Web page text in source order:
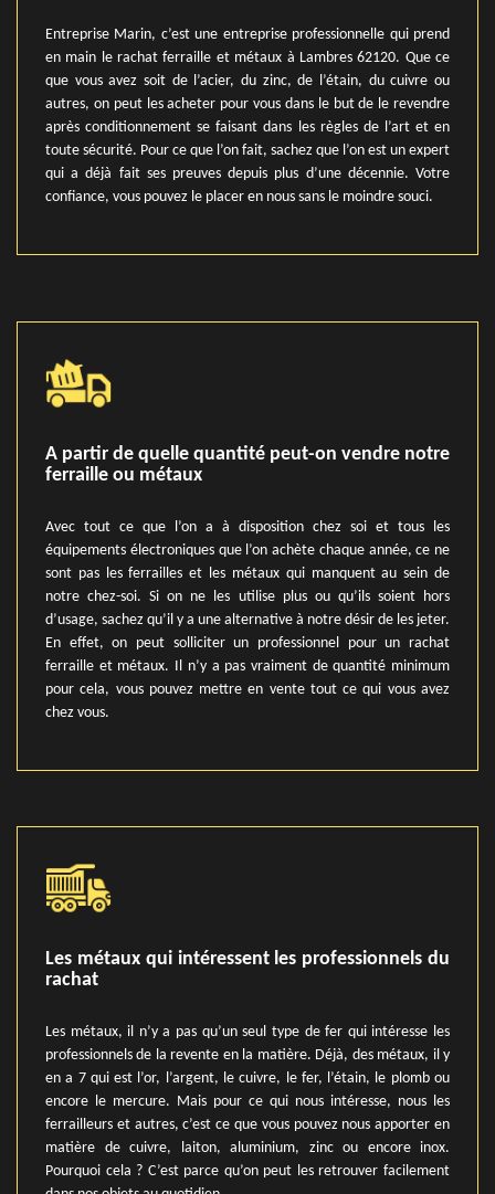
Entreprise Marin, c’est une entreprise professionnelle qui prend
en main le rachat ferraille et métaux à Lambres 62120. Que ce
que vous avez soit de l’acier, du zinc, de l’étain, du cuivre ou
autres, on peut les acheter pour vous dans le but de le revendre
après conditionnement se faisant dans les règles de l’art et en
toute sécurité. Pour ce que l’on fait, sachez que l’on est un expert
qui a déjà fait ses preuves depuis plus d’une décennie. Votre
confiance, vous pouvez le placer en nous sans le moindre souci.
A partir de quelle quantité peut-on vendre notre
ferraille ou métaux
Avec tout ce que l’on a à disposition chez soi et tous les
équipements électroniques que l’on achète chaque année, ce ne
sont pas les ferrailles et les métaux qui manquent au sein de
notre chez-soi. Si on ne les utilise plus ou qu’ils soient hors
d’usage, sachez qu’il y a une alternative à notre désir de les jeter.
En effet, on peut solliciter un professionnel pour un rachat
ferraille et métaux. Il n’y a pas vraiment de quantité minimum
pour cela, vous pouvez mettre en vente tout ce qui vous avez
chez vous.
Les métaux qui intéressent les professionnels du
rachat
Les métaux, il n’y a pas qu’un seul type de fer qui intéresse les
professionnels de la revente en la matière. Déjà, des métaux, il y
en a 7 qui est l’or, l’argent, le cuivre, le fer, l’étain, le plomb ou
encore le mercure. Mais pour ce qui nous intéresse, nous les
ferrailleurs et autres, c’est ce que vous pouvez nous apporter en
matière de cuivre, laiton, aluminium, zinc ou encore inox.
Pourquoi cela ? C’est parce qu’on peut les retrouver facilement